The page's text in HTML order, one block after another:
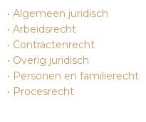
Algemeen juridisch
Arbeidsrecht
Contractenrecht
Overig juridisch
Personen en familierecht
Procesrecht